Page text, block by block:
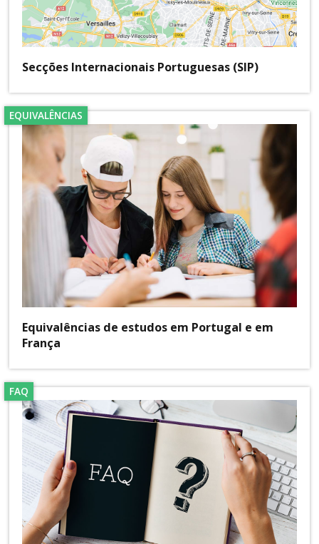
Secções Internacionais Portuguesas (SIP)
EQUIVALÊNCIAS
Equivalências de estudos em Portugal e em
França
FAQ